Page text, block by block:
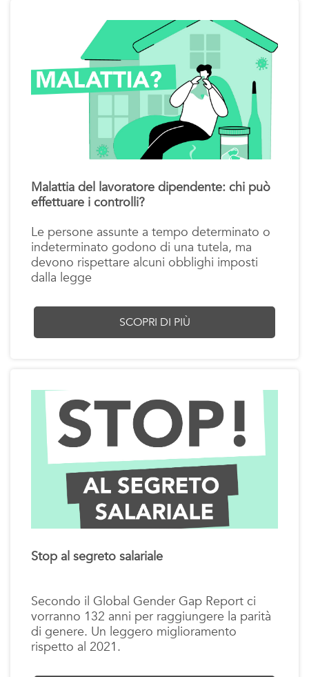
Malattia del lavoratore dipendente: chi può
effettuare i controlli?
Le persone assunte a tempo determinato o
indeterminato godono di una tutela, ma
devono rispettare alcuni obblighi imposti
dalla legge
SCOPRI DI PIÙ
Stop al segreto salariale
Secondo il Global Gender Gap Report ci
vorranno 132 anni per raggiungere la parità
di genere. Un leggero miglioramento
rispetto al 2021.